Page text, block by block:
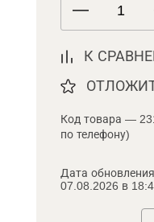
К
Код товара —
по телефону)
Дата
07.08.2026 в